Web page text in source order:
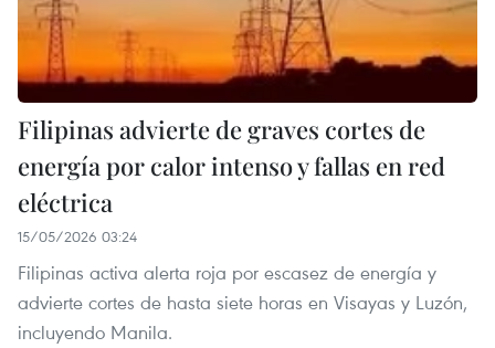
Filipinas advierte de graves cortes de
energía por calor intenso y fallas en red
eléctrica
15/05/2026 03:24
Filipinas activa alerta roja por escasez de energía y
advierte cortes de hasta siete horas en Visayas y Luzón,
incluyendo Manila.